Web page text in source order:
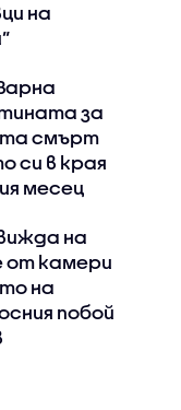
на
за
смърт
си в края
месец
на
от камери
на
побой